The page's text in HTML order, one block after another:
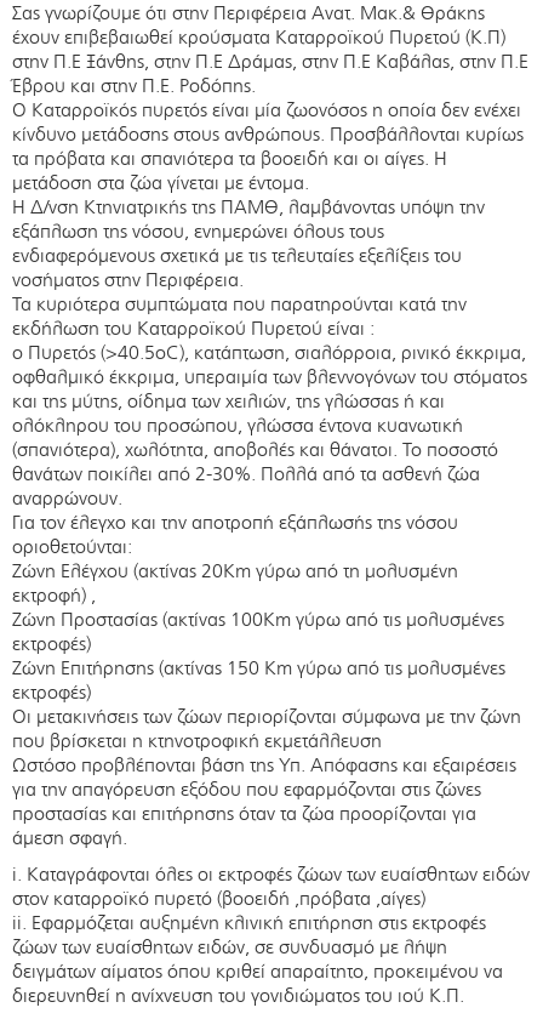
Σας γνωρίζουμε ότι στην Περιφέρεια Ανατ. Μακ.& Θράκης
έχουν επιβεβαιωθεί κρούσματα Καταρροϊκού Πυρετού (Κ.Π)
στην Π.Ε Ξάνθης, στην Π.Ε Δράμας, στην Π.Ε Καβάλας, στην Π.Ε
Έβρου και στην Π.Ε. Ροδόπης.
Ο Καταρροϊκός πυρετός είναι μία ζωονόσος η οποία δεν ενέχει
κίνδυνο μετάδοσης στους ανθρώπους. Προσβάλλονται κυρίως
τα πρόβατα και σπανιότερα τα βοοειδή και οι αίγες. Η
μετάδοση στα ζώα γίνεται με έντομα.
Η Δ/νση Κτηνιατρικής της ΠΑΜΘ, λαμβάνοντας υπόψη την
εξάπλωση της νόσου, ενημερώνει όλους τους
ενδιαφερόμενους σχετικά με τις τελευταίες εξελίξεις του
νοσήματος στην Περιφέρεια.
Τα κυριότερα συμπτώματα που παρατηρούνται κατά την
εκδήλωση του Καταρροϊκού Πυρετού είναι :
o Πυρετός (>40.5οC), κατάπτωση, σιαλόρροια, ρινικό έκκριμα,
οφθαλμικό έκκριμα, υπεραιμία των βλεννογόνων του στόματος
και της μύτης, οίδημα των χειλιών, της γλώσσας ή και
ολόκληρου του προσώπου, γλώσσα έντονα κυανωτική
(σπανιότερα), χωλότητα, αποβολές και θάνατοι. Το ποσοστό
θανάτων ποικίλει από 2-30%. Πολλά από τα ασθενή ζώα
αναρρώνουν.
Για τον έλεγχο και την αποτροπή εξάπλωσής της νόσου
οριοθετούνται:
Ζώνη Ελέγχου (ακτίνας 20Km γύρω από τη μολυσμένη
εκτροφή) ,
Ζώνη Προστασίας (ακτίνας 100Km γύρω από τις μολυσμένες
εκτροφές)
Ζώνη Επιτήρησης (ακτίνας 150 Km γύρω από τις μολυσμένες
εκτροφές)
Οι μετακινήσεις των ζώων περιορίζονται σύμφωνα με την ζώνη
που βρίσκεται η κτηνοτροφική εκμετάλλευση
Ωστόσο προβλέπονται βάση της Υπ. Απόφασης και εξαιρέσεις
για την απαγόρευση εξόδου που εφαρμόζονται στις ζώνες
προστασίας και επιτήρησης όταν τα ζώα προορίζονται για
άμεση σφαγή.
i. Καταγράφονται όλες οι εκτροφές ζώων των ευαίσθητων ειδών
στον καταρροϊκό πυρετό (βοοειδή ,πρόβατα ,αίγες)
ii. Εφαρμόζεται αυξημένη κλινική επιτήρηση στις εκτροφές
ζώων των ευαίσθητων ειδών, σε συνδυασμό με λήψη
δειγμάτων αίματος όπου κριθεί απαραίτητο, προκειμένου να
διερευνηθεί η ανίχνευση του γονιδιώματος του ιού Κ.Π.